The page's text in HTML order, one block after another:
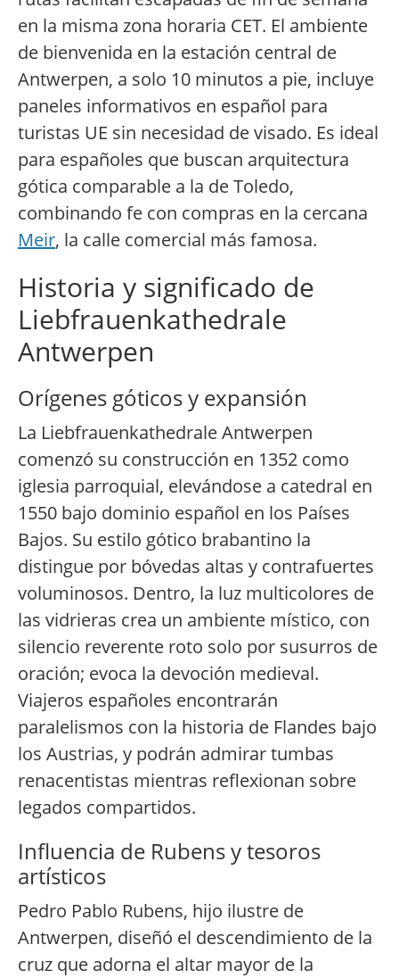
en la misma zona horaria CET. El ambiente
de bienvenida en la estación central de
Antwerpen, a solo 10 minutos a pie, incluye
paneles informativos en español para
turistas UE sin necesidad de visado. Es ideal
para españoles que buscan arquitectura
gótica comparable a la de Toledo,
combinando fe con compras en la cercana
Meir, la calle comercial más famosa.
Historia y significado de
Liebfrauenkathedrale
Antwerpen
Orígenes góticos y expansión
La Liebfrauenkathedrale Antwerpen
comenzó su construcción en 1352 como
iglesia parroquial, elevándose a catedral en
1550 bajo dominio español en los Países
Bajos. Su estilo gótico brabantino la
distingue por bóvedas altas y contrafuertes
voluminosos. Dentro, la luz multicolores de
las vidrieras crea un ambiente místico, con
silencio reverente roto solo por susurros de
oración; evoca la devoción medieval.
Viajeros españoles encontrarán
paralelismos con la historia de Flandes bajo
los Austrias, y podrán admirar tumbas
renacentistas mientras reflexionan sobre
legados compartidos.
Influencia de Rubens y tesoros
artísticos
Pedro Pablo Rubens, hijo ilustre de
Antwerpen, diseñó el descendimiento de la
cruz que adorna el altar mayor de la